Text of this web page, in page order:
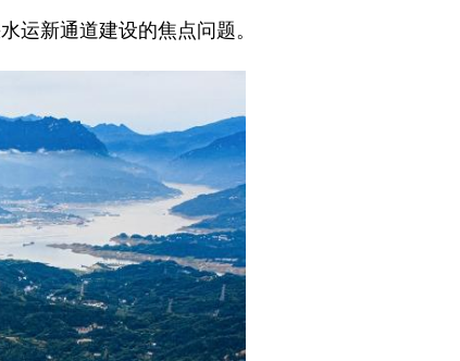
新通道建设的焦点问题。